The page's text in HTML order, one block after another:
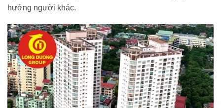
hưởng người khác.